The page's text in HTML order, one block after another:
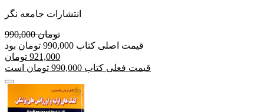
انتشارات جامعه نگر
990,000 تومان
قیمت اصلی کتاب 990,000 تومان بود
921,000 تومان
قیمت فعلی کتاب 990,000 تومان است